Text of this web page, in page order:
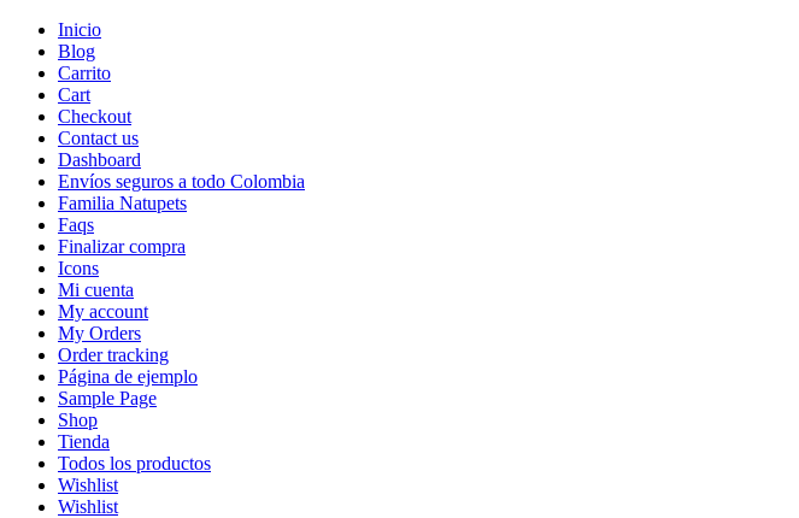
Inicio
Blog
Carrito
Cart
Checkout
Contact us
Dashboard
Envíos seguros a todo Colombia
Familia Natupets
Faqs
Finalizar compra
Icons
Mi cuenta
My account
My Orders
Order tracking
Página de ejemplo
Sample Page
Shop
Tienda
Todos los productos
Wishlist
Wishlist